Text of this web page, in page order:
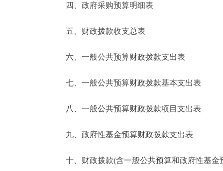
北京概况
绿色北京
ENGLISH
四、政府采购预算明细表
五、财政拨款收支总表
六、一般公共预算财政拨款支出表
七、一般公共预算财政拨款基本支出表
八、一般公共预算财政拨款项目支出表
九、政府性基金预算财政拨款支出表
十、财政拨款(含一般公共预算和政府性基金